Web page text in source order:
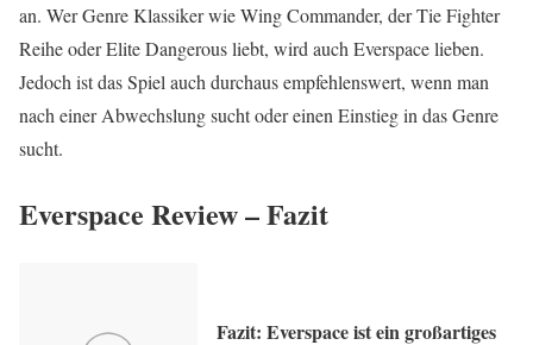
an. Wer Genre Klassiker wie Wing Commander, der Tie Fighter
Reihe oder Elite Dangerous liebt, wird auch Everspace lieben.
Jedoch ist das Spiel auch durchaus empfehlenswert, wenn man
nach einer Abwechslung sucht oder einen Einstieg in das Genre
sucht.
Everspace Review – Fazit
Fazit: Everspace ist ein großartiges